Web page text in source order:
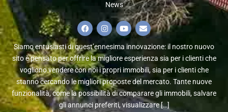
News
Siamo entusiasti di quest’ennesima innovazione: il nostro nuovo
sito è pensato per offrire la migliore esperienza sia per i clienti che
vogliono vendere con noi i propri immobili, sia per i clienti che
stanno cercando le migliori proposte del mercato. Tante nuove
funzionalità, come la possibilità di comparare gli immobili, salvare
gli annunci preferiti, visualizzare […]